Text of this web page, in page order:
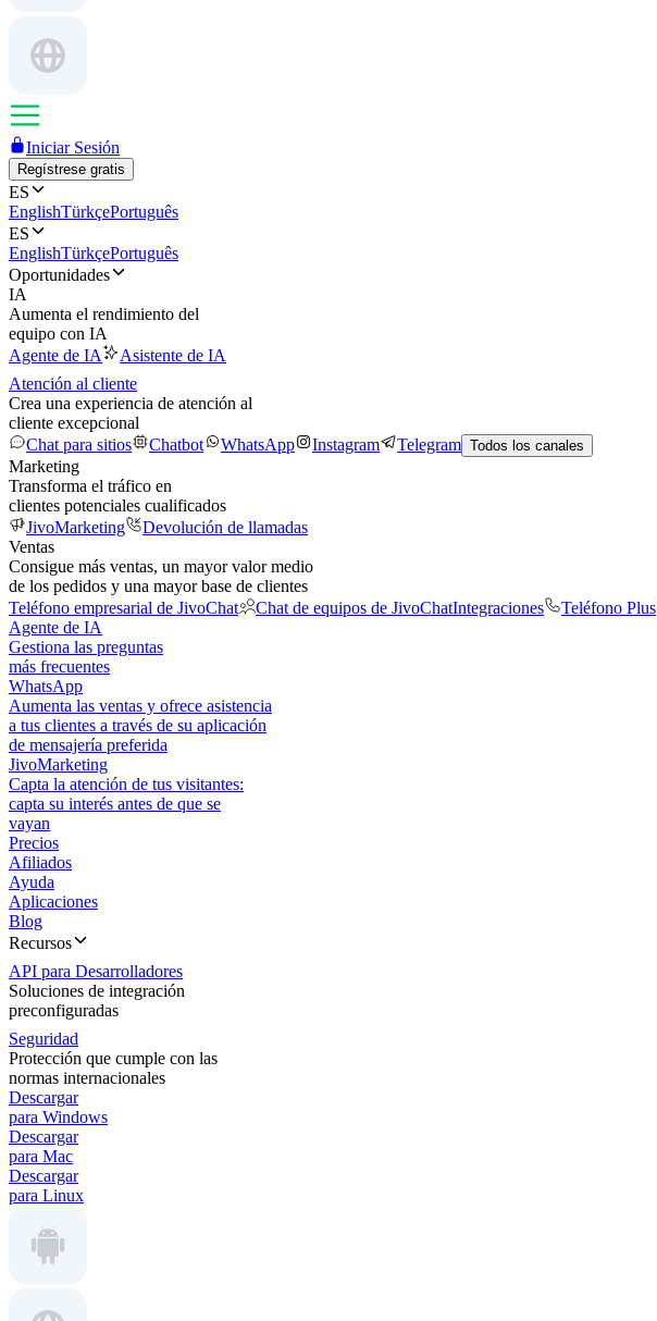
Iniciar Sesión
Regístrese gratis
ES
EnglishTürkçePortuguês
ES
EnglishTürkçePortuguês
Oportunidades
IA
Aumenta el rendimiento del
equipo con IA
Agente de IA
Asistente de IA
Atención al cliente
Crea una experiencia de atención al
cliente excepcional
Chat para sitios
Chatbot WhatsApp Instagram Telegram Todos los canales
Marketing
Transforma el tráfico en
clientes potenciales cualificados
JivoMarketing
Devolución de llamadas
Ventas
Consigue más ventas, un mayor valor medio
de los pedidos y una mayor base de clientes
Teléfono empresarial de JivoChat
Chat de equipos de JivoChatIntegraciones Teléfono Plus
Agente de IA
Gestiona las preguntas
más frecuentes
WhatsApp
Aumenta las ventas y ofrece asistencia
a tus clientes a través de su aplicación
de mensajería preferida
JivoMarketing
Capta la atención de tus visitantes:
capta su interés antes de que se
vayan
Precios
Afiliados
Ayuda
Aplicaciones
Blog
Recursos
API para Desarrolladores
Soluciones de integración
preconfiguradas
Seguridad
Protección que cumple con las
normas internacionales
Descargar
para Windows
Descargar
para Mac
Descargar
para Linux